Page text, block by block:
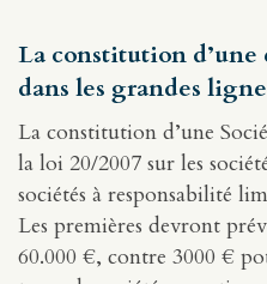
La constitution
dans les grandes
La constitution d’une
la loi 20/2007 sur les
sociétés à responsabilité
Les premières devront
60.000 €, contre 3000 €